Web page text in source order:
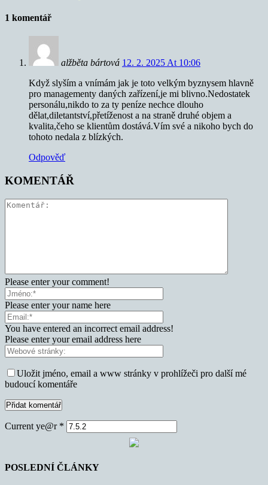
1 komentář
alžběta bártová 12. 2. 2025 At 10:06
Když slyším a vnímám jak je toto velkým byznysem hlavně
pro managementy daných zařízení,je mi blivno.Nedostatek
personálu,nikdo to za ty peníze nechce dlouho
dělat,diletantství,přetíženost a na straně druhé objem a
kvalita,čeho se klientům dostává.Vím své a nikoho bych do
tohoto nedala z blízkých.
Odpověď
KOMENTÁŘ
Please enter your comment!
Please enter your name here
You have entered an incorrect email address!
Please enter your email address here
Uložit jméno, email a www stránky v prohlížeči pro další mé
budoucí komentáře
Current ye@r *
POSLEDNÍ ČLÁNKY